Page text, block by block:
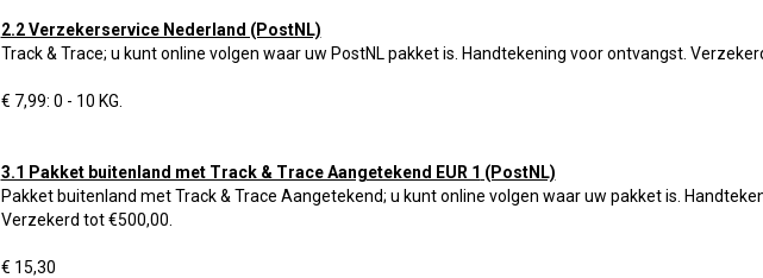
2.2 Verzekerservice Nederland (PostNL)
Track & Trace; u kunt online volgen waar uw PostNL pakket is. Handtekening voor ontvangst.
€ 7,99: 0 - 10 KG.
3.1 Pakket buitenland met Track & Trace Aangetekend EUR 1 (PostNL)
Pakket buitenland met Track & Trace Aangetekend; u kunt online volgen waar uw pakket is.
Verzekerd tot €500,00.
€ 15,30